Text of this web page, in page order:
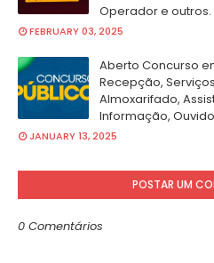
Operador e outros.
FEBRUARY 03, 2025
Aberto Concurso
Recepção,
Almoxarifado,
Informação,
JANUARY 13, 2025
POSTAR UM
0 Comentários